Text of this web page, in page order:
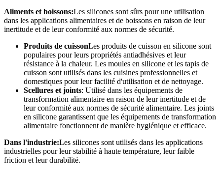
Aliments et boissons:Les silicones sont sûrs pour une utilisation
dans les applications alimentaires et de boissons en raison de leur
inertitude et de leur conformité aux normes de sécurité.
Produits de cuissonLes produits de cuisson en silicone sont
populaires pour leurs propriétés antiadhésives et leur
résistance à la chaleur. Les moules en silicone et les tapis de
cuisson sont utilisés dans les cuisines professionnelles et
domestiques pour leur facilité d'utilisation et de nettoyage.
Scellures et joints: Utilisé dans les équipements de
transformation alimentaire en raison de leur inertitude et de
leur conformité aux normes de sécurité alimentaire. Les joints
en silicone garantissent que les équipements de transformation
alimentaire fonctionnent de manière hygiénique et efficace.
Dans l'industrie:Les silicones sont utilisés dans les applications
industrielles pour leur stabilité à haute température, leur faible
friction et leur durabilité.